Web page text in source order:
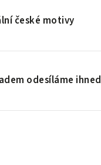
české motivy
odesíláme ihned